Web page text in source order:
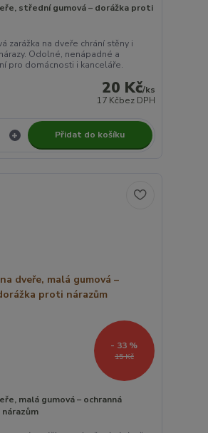
střední gumová – dorážka proti
zarážka na dveře chrání stěny i
Odolné, nenápadné a
pro domácnosti i kanceláře.
20 Kč/ks
17 Kčbez DPH
Přidat do košíku
15 Kč
- 33 %
malá gumová – ochranná